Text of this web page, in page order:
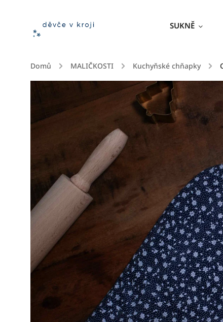
SUKNĚ
Domů / MALIČKOSTI / Kuchyňské chňapky /